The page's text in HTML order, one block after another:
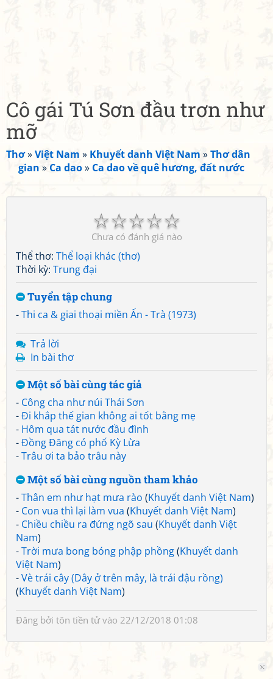
Cô gái Tú Sơn đầu trơn như
mỡ
Thơ»Việt Nam » Khuyết danh Việt Nam »Thơ dân
gian » Ca dao» Ca dao về quê hương, đất nước
☆
☆
☆
☆
☆
Chưa có đánh giá nào
Thể thơ: Thể loại khác (thơ)
Thời kỳ: Trung đại
Tuyển tập chung
-Thi ca & giai thoại miền Ấn - Trà (1973)
Trả lời
In bài thơ
Một số bài cùng tác giả
- Công cha như núi Thái Sơn
-Đi khắp thế gian không ai tốt bằng mẹ
- Hôm qua tát nước đầu đình
-Đồng Đăng có phố Kỳ Lừa
-Trâu ơi ta bảo trâu này
Một số bài cùng nguồn tham khảo
-Thân em như hạt mưa rào (Khuyết danh Việt Nam)
- Con vua thì lại làm vua (Khuyết danh Việt Nam)
- Chiều chiều ra đứng ngõ sau (Khuyết danh Việt
Nam)
-Trời mưa bong bóng phập phồng(Khuyết danh
Việt Nam)
-Vè trái cây (Dây ở trên mây, là trái đậu rồng)
(Khuyết danh Việt Nam)
Đăng bởi tôn tiền tửvào 22/12/2018 01:08